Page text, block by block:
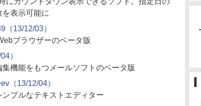
表示可能に
（13/12/03）
ブラウザーのベータ版
）
集機能をもつメールソフトのベータ版
（13/12/04）
プルなテキストエディター